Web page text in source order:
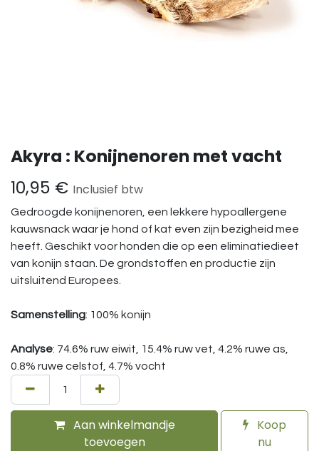
Akyra : Konijnenoren met vacht
10,95 € Inclusief btw
Gedroogde konijnenoren, een lekkere hypoallergene
kauwsnack waar je hond of kat even zijn bezigheid mee
heeft. Geschikt voor honden die op een eliminatiedieet
van konijn staan. De grondstoffen en productie zijn
uitsluitend Europees.
Samenstelling: 100% konijn
Analyse: 74.6% ruw eiwit, 15.4% ruw vet, 4.2% ruwe as,
0.8% ruwe celstof, 4.7% vocht
Aan winkelmandje
toevoegen
Koop
nu